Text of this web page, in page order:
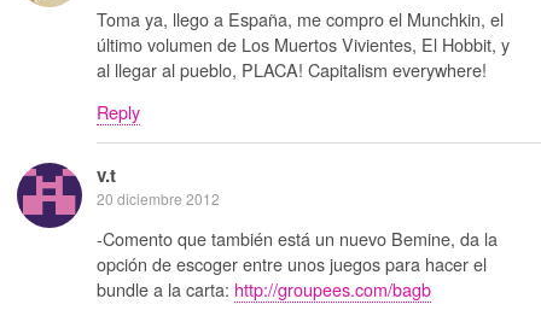
Toma ya, llego a España, me compro el Munchkin, el
último volumen de Los Muertos Vivientes, El Hobbit, y
al llegar al pueblo, PLACA! Capitalism everywhere!
Reply
v.t
20 diciembre 2012
-Comento que también está un nuevo Bemine, da la
opción de escoger entre unos juegos para hacer el
bundle a la carta: http://groupees.com/bagb